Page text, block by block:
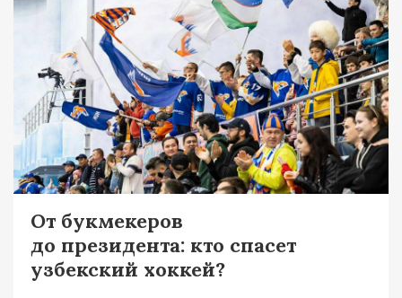
От букмекеров
до президента: кто спасет
узбекский хоккей?